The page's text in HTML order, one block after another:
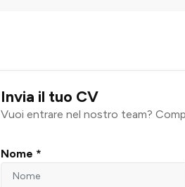
Invia il tuo CV
Vuoi entrare nel nostro team?
Nome *